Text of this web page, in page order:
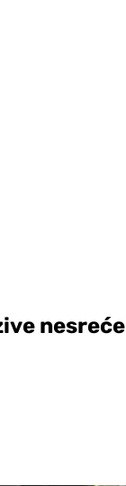
nesreće